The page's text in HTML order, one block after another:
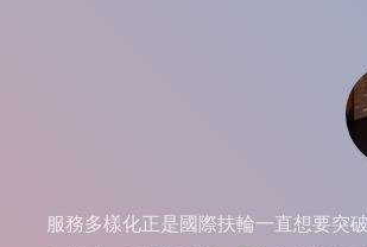
服務多樣化正是國際扶輪一直想要突